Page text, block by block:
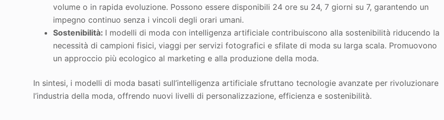
volume o in rapida evoluzione. Possono essere disponibili 24 ore su 24, 7 giorni su 7, garantendo un
impegno continuo senza i vincoli degli orari umani.
Sostenibilità: I modelli di moda con intelligenza artificiale contribuiscono alla sostenibilità riducendo la
necessità di campioni fisici, viaggi per servizi fotografici e sfilate di moda su larga scala. Promuovono
un approccio più ecologico al marketing e alla produzione della moda.
In sintesi, i modelli di moda basati sull’intelligenza artificiale sfruttano tecnologie avanzate per rivoluzionare
l’industria della moda, offrendo nuovi livelli di personalizzazione, efficienza e sostenibilità.